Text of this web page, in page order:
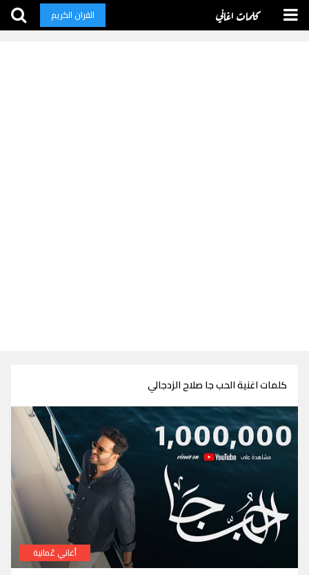
كلمات اغاني القران الكريم
كلمات اغنية الحب جا صلاح الزدجالي
أغاني عٌمانية